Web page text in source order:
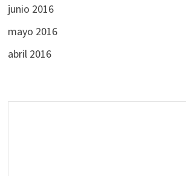
junio 2016
mayo 2016
abril 2016